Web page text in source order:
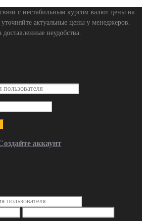
с нестабильным курсом валют цены на
уточняйте актуальные цены у менеджеров.
неудобства.
аккаунт